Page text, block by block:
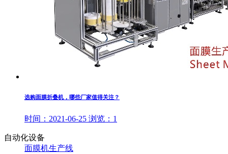
选购面膜折叠机，哪些厂家值得关注？
时间： 2021-06-25 浏览： 1
自动化设备
面膜机生产线